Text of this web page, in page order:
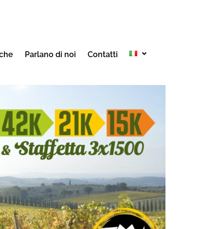
Parlano di noi Contatti